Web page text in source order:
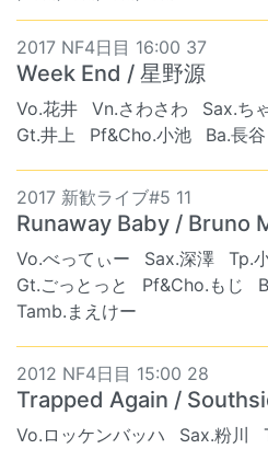
2017 NF4日目 16:00 37
Week End / 星野源
Vo.花井 Vn.さわさわ Sax.ち
Gt.井上
Pf&Cho.小池 Ba.長谷
2017 新歓ライブ#5 11
Runaway Baby / Bruno
Vo.べってぃー Sax.深澤 Tp.
Gt.ごっとっと
Pf&Cho.もじ
Tamb.まえけー
2012 NF4日目 15:00 28
Trapped Again /
Vo.ロッケンバッハ Sax.粉川